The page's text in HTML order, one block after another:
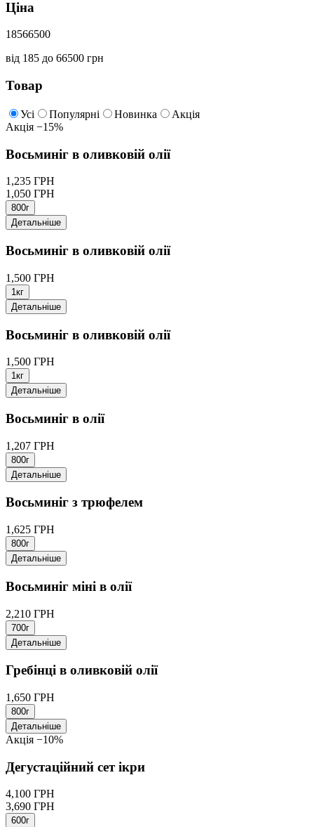
Ціна
18566500
від 185 до 66500 грн
Товар
Усі Популярні Новинка
Акція
Акція −15%
Восьминіг в оливковій олії
1,235 ГРН
1,050 ГРН
800г
Детальніше
Восьминіг в оливковій олії
1,500 ГРН
1кг
Детальніше
Восьминіг в оливковій олії
1,500 ГРН
1кг
Детальніше
Восьминіг в олії
1,207 ГРН
800г
Детальніше
Восьминіг з трюфелем
1,625 ГРН
800г
Детальніше
Восьминіг міні в олії
2,210 ГРН
700г
Детальніше
Гребінці в оливковій олії
1,650 ГРН
800г
Детальніше
Акція −10%
Дегустаційний сет ікри
4,100 ГРН
3,690 ГРН
600г